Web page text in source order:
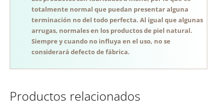
totalmente normal que puedan presentar alguna
terminación no del todo perfecta. Al igual que algunas
arrugas, normales en los productos de piel natural.
Siempre y cuando no influya en el uso, no se
considerará defecto de fábrica.
Productos relacionados